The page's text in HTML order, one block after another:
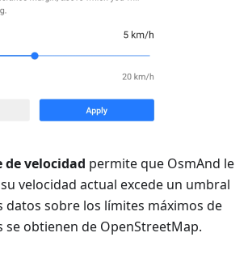
de velocidad permite que OsmAnd le
velocidad actual excede un umbral
datos sobre los límites máximos de
se obtienen de OpenStreetMap.